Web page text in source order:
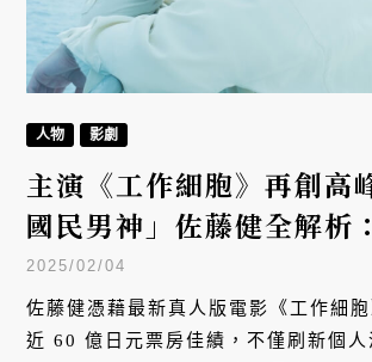
人物 影劇
主演《工作細胞》再創高
國民男神」佐藤健全解析
掀起社會現象，並夢想向
本影劇！
2025/02/04
佐藤健憑藉最新真人版電影《工作細
近 60 億日元票房佳績，不僅刷新個人